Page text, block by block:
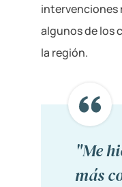
intervenciones
algunos de los
la región.
"Me
más